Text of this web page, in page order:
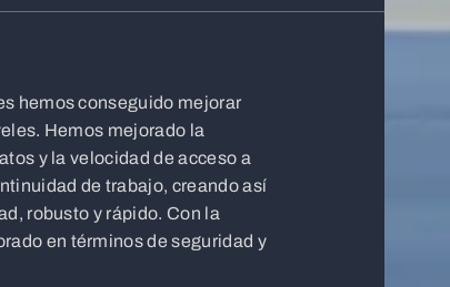
hemos conseguido mejorar
Hemos mejorado la
y la velocidad de acceso a
de trabajo, creando así
robusto y rápido. Con la
en términos de seguridad y